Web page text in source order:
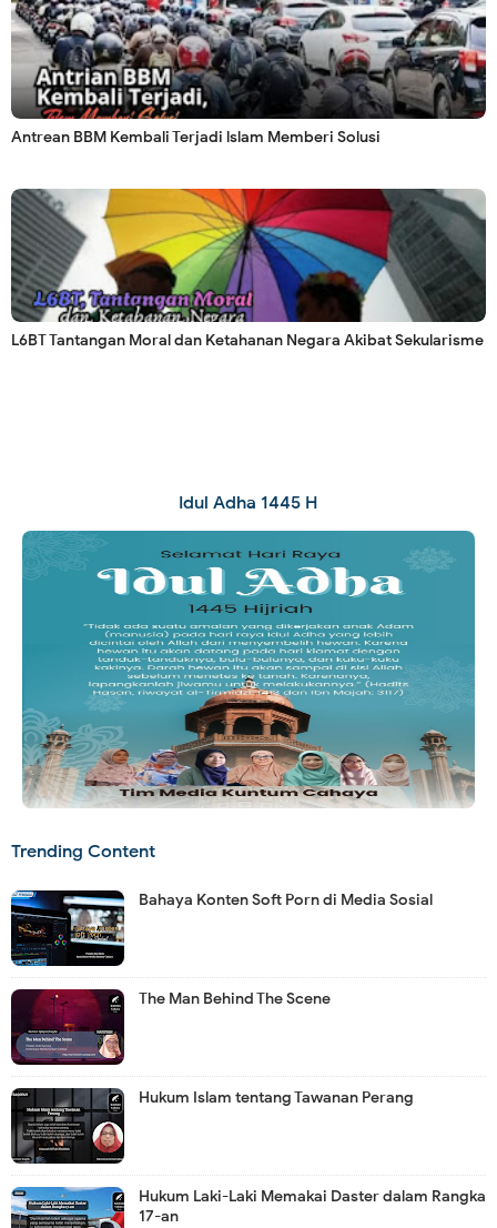
Antrean BBM Kembali Terjadi lslam Memberi Solusi
L6BT Tantangan Moral dan Ketahanan Negara Akibat Sekularisme
Idul Adha 1445 H
Trending Content
Bahaya Konten Soft Porn di Media Sosial
The Man Behind The Scene
Hukum Islam tentang Tawanan Perang
Hukum Laki-Laki Memakai Daster dalam Rangka
17-an